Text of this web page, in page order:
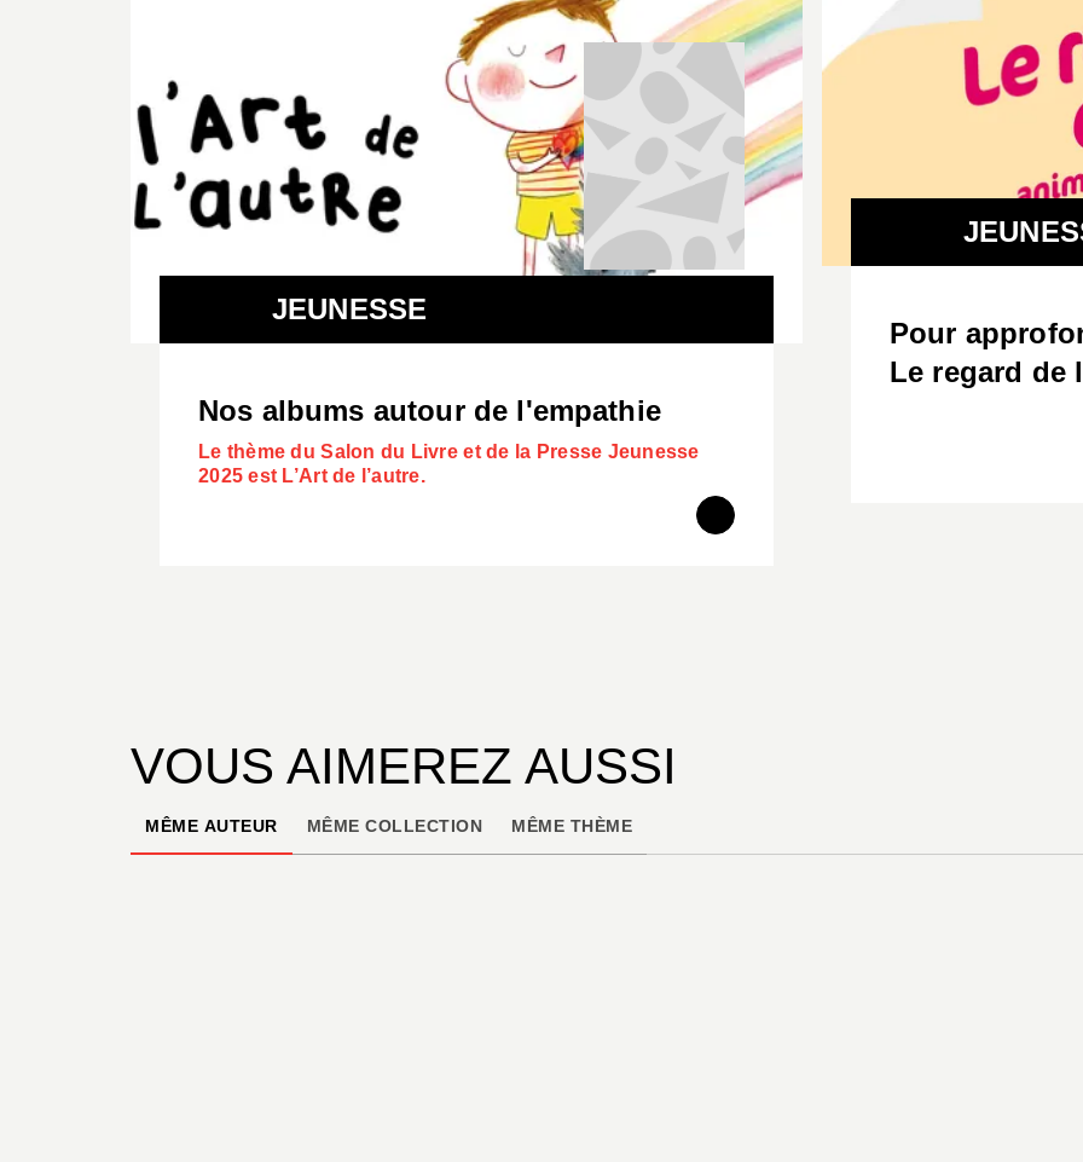
JEUNESSE
Nos albums autour de l'empathie
Le thème du Salon du Livre et de la Presse Jeunesse
2025 est L’Art de l’autre.
Pour
Le regard de
VOUS AIMEREZ AUSSI
MÊME AUTEUR MÊME COLLECTION MÊME THÈME